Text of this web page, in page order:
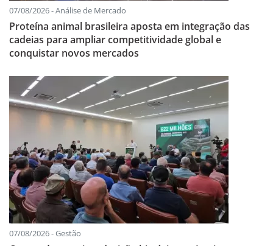
07/08/2026 - Análise de Mercado
Proteína animal brasileira aposta em integração das
cadeias para ampliar competitividade global e
conquistar novos mercados
07/08/2026 - Gestão